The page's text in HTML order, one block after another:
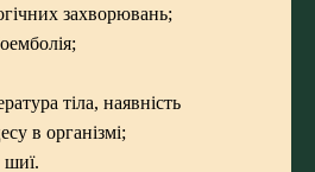
захворювань;
тіла, наявність
в організмі;
шиї.